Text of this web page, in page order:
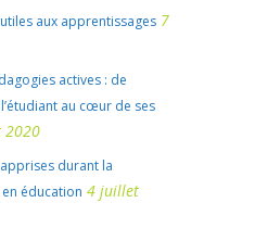
aux apprentissages 7
actives : de
au cœur de ses
2020
durant la
éducation 4 juillet